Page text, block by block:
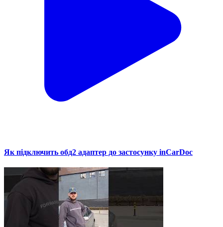
Як підключить обд2 адаптер до застосунку inCarDoc